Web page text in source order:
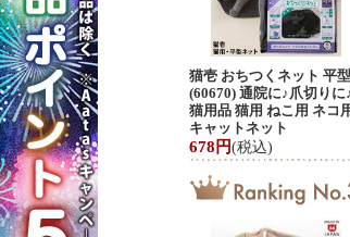
猫壱 おちつくネット 平型
(60670) 通院に♪爪切りに
猫用品 猫用 ねこ用 ネコ
キャットネット
678円(税込)